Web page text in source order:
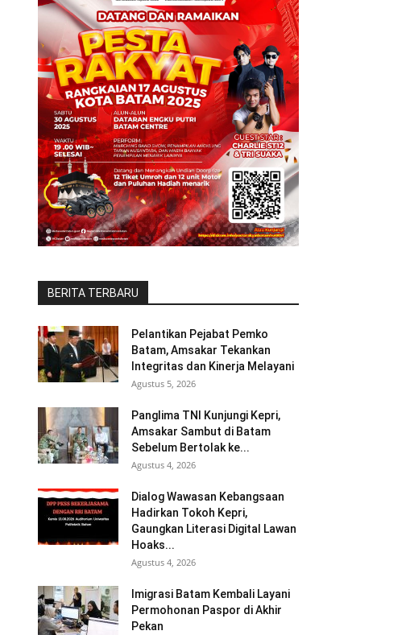
BERITA TERBARU
Pelantikan Pejabat Pemko
Batam, Amsakar Tekankan
Integritas dan Kinerja Melayani
Agustus 5, 2026
Panglima TNI Kunjungi Kepri,
Amsakar Sambut di Batam
Sebelum Bertolak ke...
Agustus 4, 2026
Dialog Wawasan Kebangsaan
Hadirkan Tokoh Kepri,
Gaungkan Literasi Digital Lawan
Hoaks...
Agustus 4, 2026
Imigrasi Batam Kembali Layani
Permohonan Paspor di Akhir
Pekan